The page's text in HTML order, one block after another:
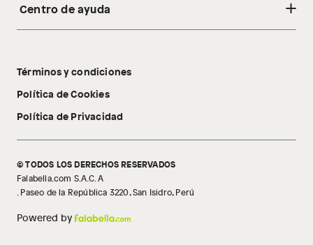
Acerca de nosotros
Tecnología Pillow Walk
Centro de ayuda
Libro de reclamaciones
Términos y condiciones
Política de Cookies
Política de Privacidad
© TODOS LOS DERECHOS RESERVADOS
Falabella.com S.A.C. A
. Paseo de la República 3220, San Isidro, Perú
Powered by